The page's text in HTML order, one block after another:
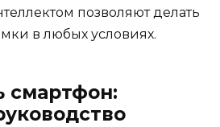
позволяют делать
в любых условиях.
смартфон: